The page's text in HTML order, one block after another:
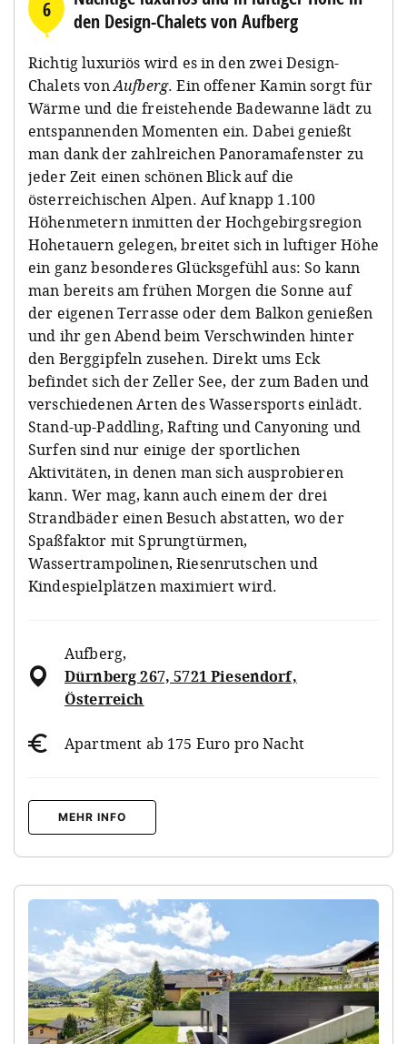
6
den Design-Chalets von Aufberg
Richtig luxuriös wird es in den zwei Design-
Chalets vonAufberg. Ein offener Kamin sorgt für
Wärme und die freistehende Badewanne lädt zu
entspannenden Momenten ein. Dabei genießt
man dank der zahlreichen Panoramafenster zu
jeder Zeit einen schönen Blick auf die
österreichischen Alpen. Auf knapp 1.100
Höhenmetern inmitten der Hochgebirgsregion
Hohetauern gelegen, breitet sich in luftiger Höhe
ein ganz besonderes Glücksgefühl aus: So kann
man bereits am frühen Morgen die Sonne auf
der eigenen Terrasse oder dem Balkon genießen
und ihr gen Abend beim Verschwinden hinter
den Berggipfeln zusehen. Direkt ums Eck
befindet sich der Zeller See, der zum Baden und
verschiedenen Arten des Wassersports einlädt.
Stand-up-Paddling, Rafting und Canyoning und
Surfen sind nur einige der sportlichen
Aktivitäten, in denen man sich ausprobieren
kann. Wer mag, kann auch einem der drei
Strandbäder einen Besuch abstatten, wo der
Spaßfaktor mit Sprungtürmen,
Wassertrampolinen, Riesenrutschen und
Kindespielplätzen maximiert wird.
Aufberg,
Dürnberg 267, 5721 Piesendorf,
Österreich
Apartment ab 175 Euro pro Nacht
MEHR INFO